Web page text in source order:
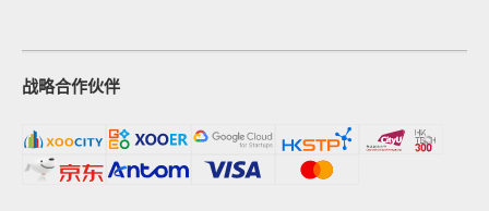
战略合作伙伴